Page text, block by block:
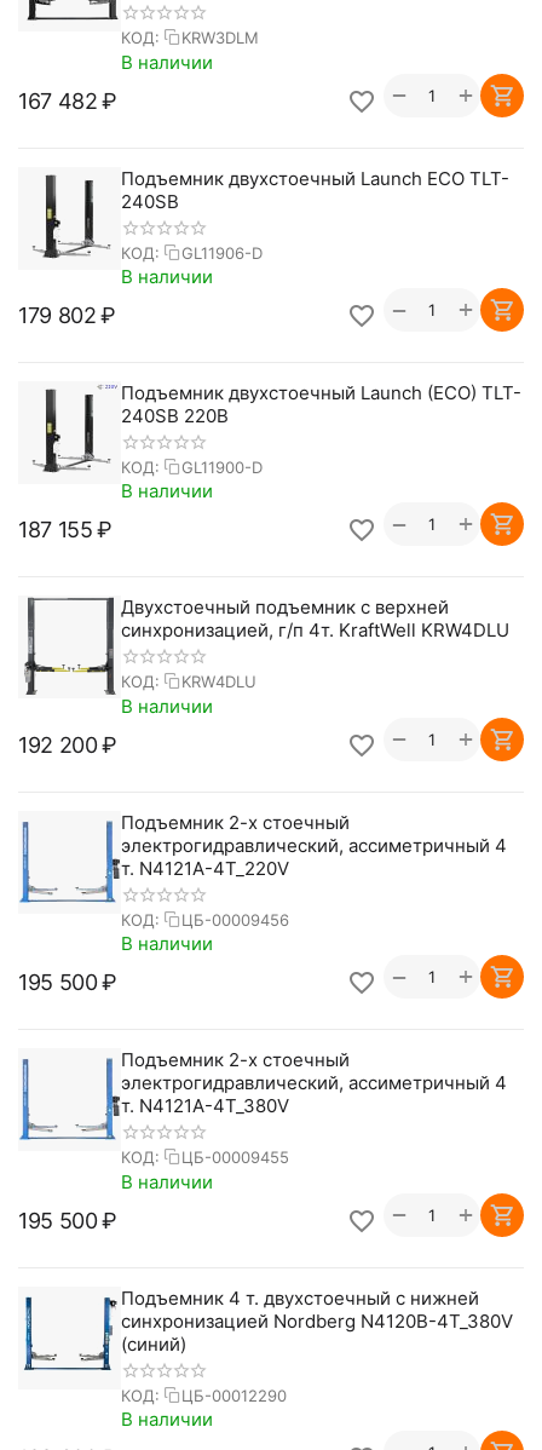
КОД: KRW3DLM
В наличии
167 482 ₽ +
−
Подъемник двухстоечный Launch ECO TLT-
240SB
КОД: GL11906-D
В наличии
179 802 ₽ +
−
Подъемник двухстоечный Launch (ECO) TLT-
240SB 220В
КОД: GL11900-D
В наличии
187 155 ₽ +
−
Двухстоечный подъемник с верхней
синхронизацией, г/п 4т. KraftWell KRW4DLU
КОД: KRW4DLU
В наличии
192 200₽ +
−
Подъемник 2-х стоечный
электрогидравлический, ассиметричный 4
т. N4121A-4T_220V
КОД: ЦБ-00009456
В наличии
195 500₽ +
−
Подъемник 2-х стоечный
электрогидравлический, ассиметричный 4
т. N4121A-4T_380V
КОД: ЦБ-00009455
В наличии
195 500₽ +
−
Подъемник 4 т. двухстоечный с нижней
синхронизацией Nordberg N4120B-4T_380V
(синий)
КОД: ЦБ-00012290
В наличии